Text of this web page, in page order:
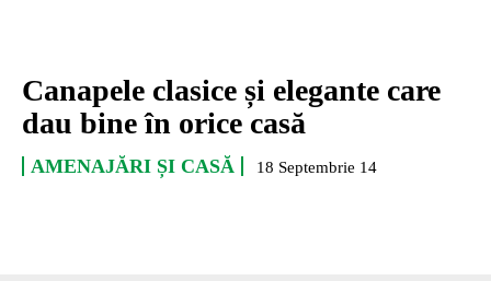
Canapele clasice și elegante care
dau bine în orice casă
AMENAJĂRI ȘI CASĂ 18 Septembrie 14